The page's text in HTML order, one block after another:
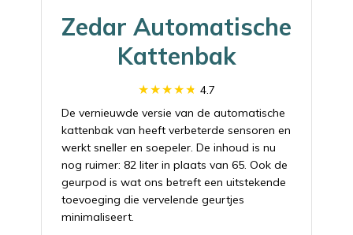
Zedar Automatische
Kattenbak
4.7
De vernieuwde versie van de automatische
kattenbak van heeft verbeterde sensoren en
werkt sneller en soepeler. De inhoud is nu
nog ruimer: 82 liter in plaats van 65. Ook de
geurpod is wat ons betreft een uitstekende
toevoeging die vervelende geurtjes
minimaliseert.